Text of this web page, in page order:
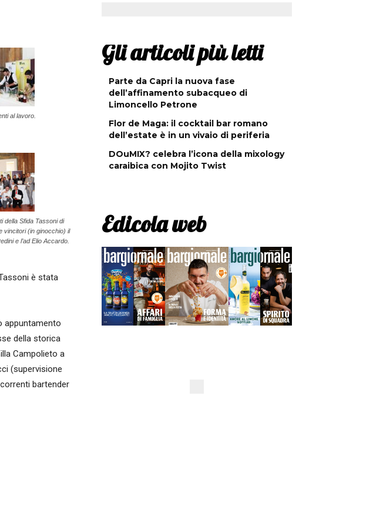
al lavoro.
della Sfida Tassoni di
vincitori (in ginocchio) il
e l’ad Elio Accardo.
è stata
appuntamento
della storica
Campolieto a
(supervisione
bartender
Gli articoli più letti
Parte da Capri la nuova fase
dell’affinamento subacqueo di
Limoncello Petrone
Flor de Maga: il cocktail bar romano
dell’estate è in un vivaio di periferia
DOuMIX? celebra l’icona della mixology
caraibica con Mojito Twist
Edicola web